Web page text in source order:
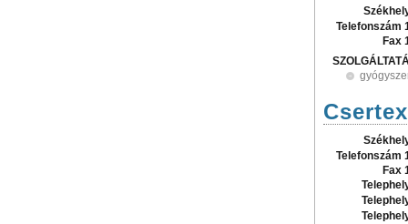
Telefonszám
Fax
Telefonszám
Fax